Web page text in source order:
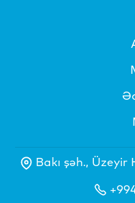
Bakı şəh., Üzeyir